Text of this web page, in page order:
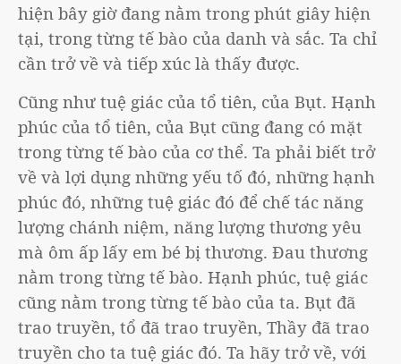
hiện bây giờ đang nằm trong phút giây hiện
tại, trong từng tế bào của danh và sắc. Ta chỉ
cần trở về và tiếp xúc là thấy được.
Cũng như tuệ giác của tổ tiên, của Bụt. Hạnh
phúc của tổ tiên, của Bụt cũng đang có mặt
trong từng tế bào của cơ thể. Ta phải biết trở
về và lợi dụng những yếu tố đó, những hạnh
phúc đó, những tuệ giác đó để chế tác năng
lượng chánh niệm, năng lượng thương yêu
mà ôm ấp lấy em bé bị thương. Đau thương
nằm trong từng tế bào. Hạnh phúc, tuệ giác
cũng nằm trong từng tế bào của ta. Bụt đã
trao truyền, tổ đã trao truyền, Thầy đã trao
truyền cho ta tuệ giác đó. Ta hãy trở về, với